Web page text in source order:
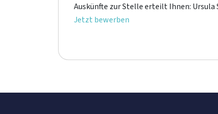
Auskünfte zur Stelle erteilt Ihnen: Ursula
Jetzt bewerben